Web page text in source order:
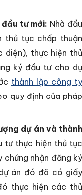
tư mới: Nhà đầu
thủ tục chấp thuận
diện), thực hiện thủ
ký đầu tư cho dự
thành lập công ty
quy định của pháp
dự án và thành
tư thực hiện thủ tục
chứng nhận đăng ký
án đó đã có giấy
thực hiện các thủ